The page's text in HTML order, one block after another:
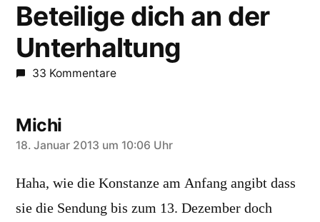
Beteilige dich an der
Unterhaltung
33 Kommentare
Michi
sagt:
18. Januar 2013 um 10:06 Uhr
Haha, wie die Konstanze am Anfang angibt dass
sie die Sendung bis zum 13. Dezember doch